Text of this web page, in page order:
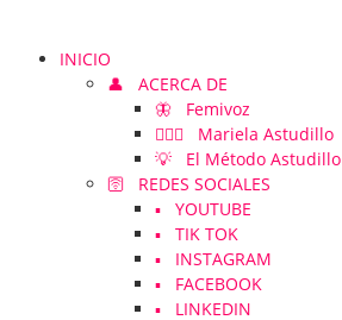
INICIO
👤 ACERCA DE
🦋 Femivoz
👱🏻‍♀️ Mariela Astudillo
💡 El Método Astudillo
🛜 REDES SOCIALES
▪️ YOUTUBE
▪️ TIK TOK
▪️ INSTAGRAM
▪️ FACEBOOK
▪️ LINKEDIN